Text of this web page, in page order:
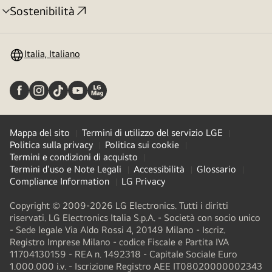
Sostenibilità
Attivazione
Italia, Italiano
Mappa del sito
Termini di utilizzo del servizio LGE
Politica sulla privacy
Politica sui cookie
Termini e condizioni di acquisto
Termini d'uso e Note Legali
Accessibilità
Glossario
Compliance Information
LG Privacy
Copyright © 2009-2026 LG Electronics. Tutti i diritti
riservati. LG Electronics Italia S.p.A. - Società con socio unico
- Sede legale Via Aldo Rossi 4, 20149 Milano - Iscriz.
Registro Imprese Milano - codice Fiscale e Partita IVA
11704130159 - REA n. 1492318 - Capitale Sociale Euro
1.000.000 i.v. - Iscrizione Registro AEE IT08020000002343​